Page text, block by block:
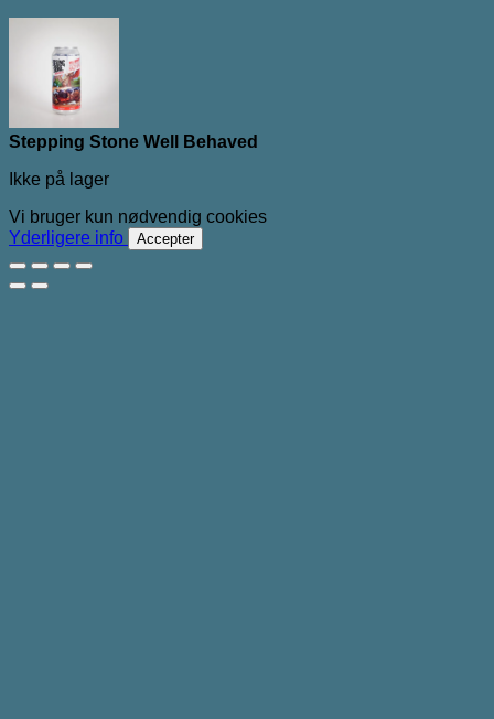
Stepping Stone Well Behaved
Ikke på lager
Vi bruger kun nødvendig cookies
Yderligere info
Accepter